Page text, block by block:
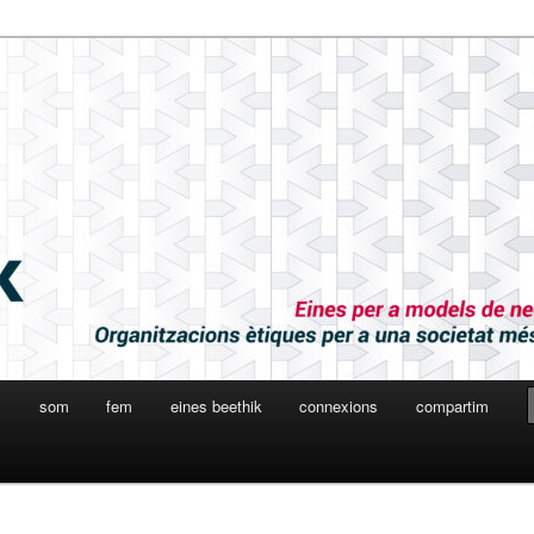
som fem eines beethik connexions compartim